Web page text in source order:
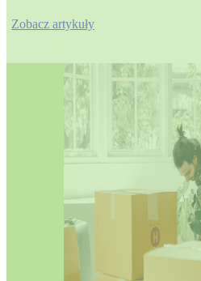
Zobacz artykuły